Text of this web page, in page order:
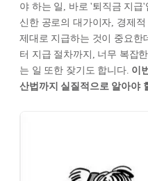
야 하는 일, 바로 '퇴직금 지
신한 공로의 대가이자, 경제
제대로 지급하는 것이 중요한
터 지급 절차까지, 너무 복잡
는 일 또한 잦기도 합니다. 이
산법까지 실질적으로 알아야